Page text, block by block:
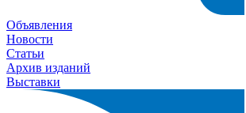
Объявления
Новости
Статьи
Архив изданий
Выставки